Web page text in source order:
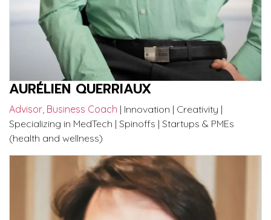
AURÉLIEN QUERRIAUX
Advisor, Business Coach | Innovation | Creativity |
Specializing in MedTech | Spinoffs | Startups & PMEs
(health and wellness)